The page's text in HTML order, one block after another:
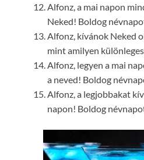
Alfonz, a mai napon
Neked! Boldog
Alfonz, kívánok Neked
mint amilyen különleges
Alfonz, legyen a mai
a neved! Boldog
Alfonz, a legjobbakat
napon! Boldog